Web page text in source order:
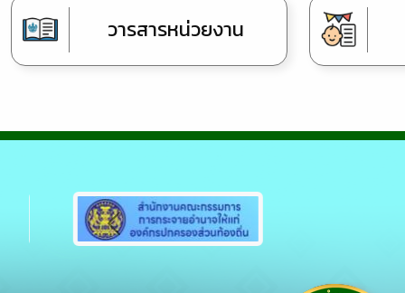
วารสารหน่วยงาน
Previous